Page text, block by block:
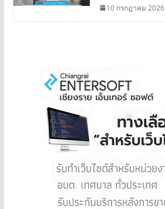
10 กรกฎาคม 2026